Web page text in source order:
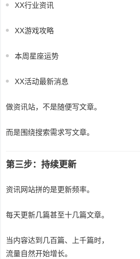
XX行业资讯
XX游戏攻略
本周星座运势
XX活动最新消息
做资讯站，不是随便写文章。
而是围绕搜索需求写文章。
第三步：持续更新
资讯网站拼的是更新频率。
每天更新几篇甚至十几篇文章。
当内容达到几百篇、上千篇时，
流量自然开始增长。